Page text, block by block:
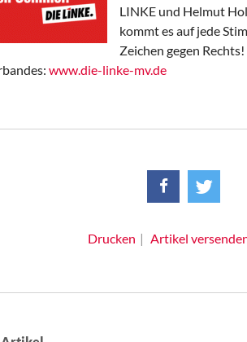
LINKE und Helmut
kommt es auf jede
Zeichen gegen
www.die-linke-mv.de
Drucken Artikel